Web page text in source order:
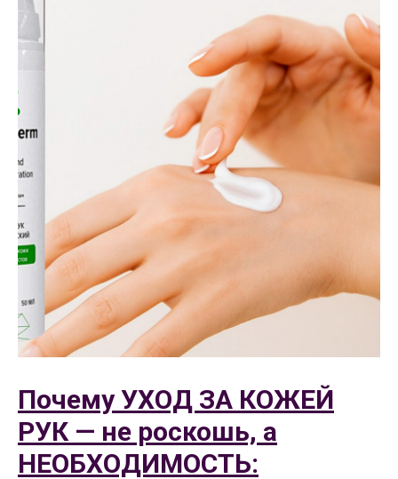
Почему УХОД ЗА КОЖЕЙ
РУК — не роскошь, а
НЕОБХОДИМОСТЬ: